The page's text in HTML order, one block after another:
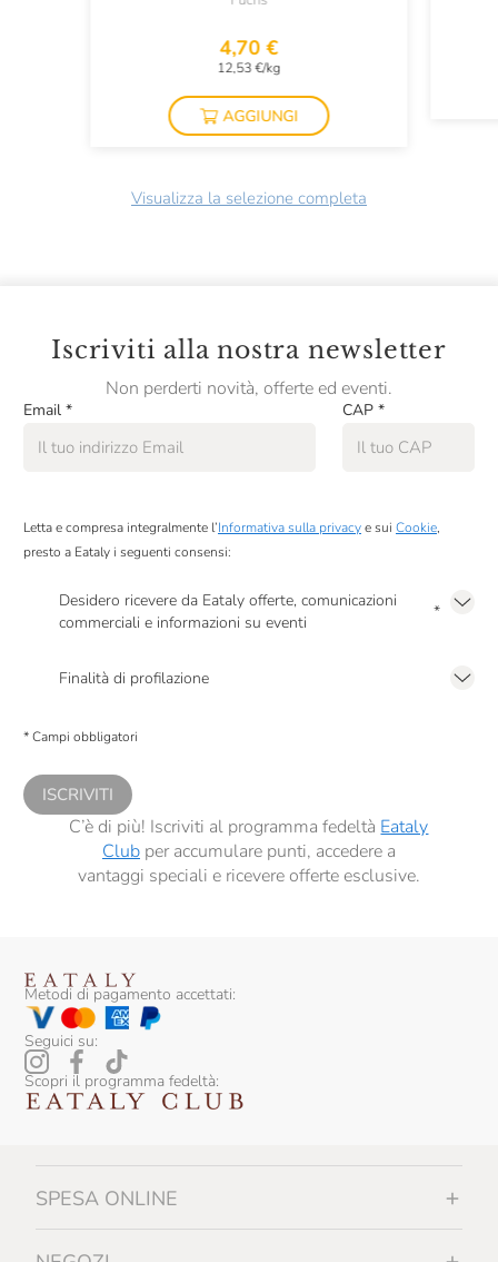
4,70 €
12,53 €/kg
AGGIUNGI
Visualizza la selezione completa
Iscriviti alla nostra newsletter
Non perderti novità, offerte ed eventi.
Email * CAP *
Letta e compresa integralmente l’Informativa sulla privacye sui Cookie,
presto a Eataly i seguenti consensi:
Desidero ricevere da Eataly offerte, comunicazioni
commerciali e informazioni su eventi
*
Finalità di profilazione
comunicazioni commerciali personalizzate, in caso di consenso prestato ai
* Campi obbligatori
ISCRIVITI
C’è di più! Iscriviti al programma fedeltà Eataly
Clubper accumulare punti, accedere a
vantaggi speciali e ricevere offerte esclusive.
Metodi di pagamento accettati:
Seguici su:
Scopri il programma fedeltà:
SPESA ONLINE